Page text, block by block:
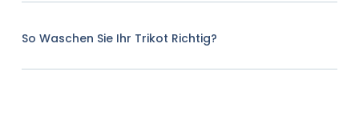
So Waschen Sie Ihr Trikot Richtig?